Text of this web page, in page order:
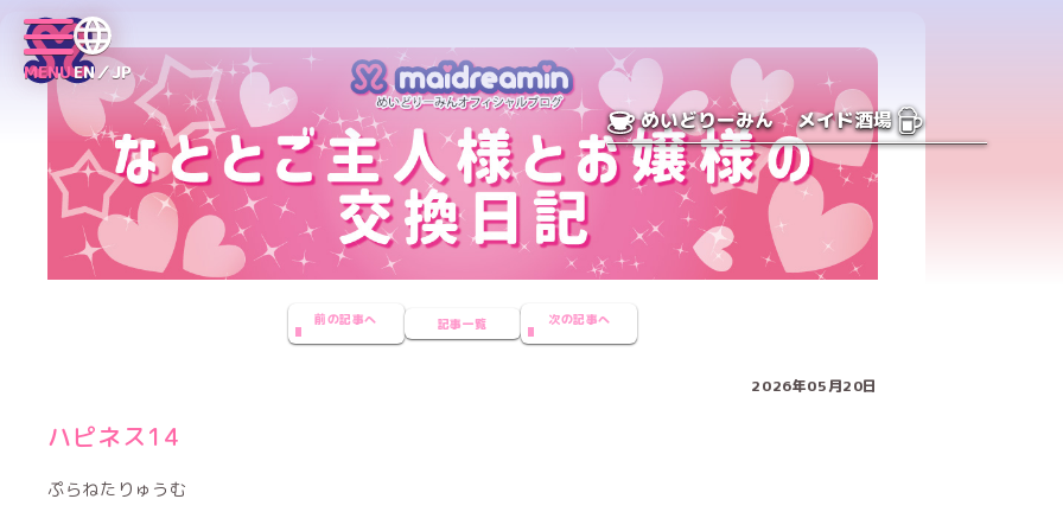
MENUEN／JP
めいどりーみん メイド酒場
前の記事へ 記事一覧 次の記事へ
2026年05月20日
ハピネス14
ぷらねたりゅうむ